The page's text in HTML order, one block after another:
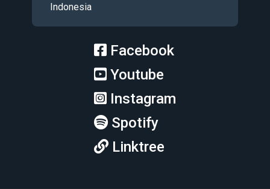
Indonesia
Facebook
Youtube
Instagram
Spotify
Linktree